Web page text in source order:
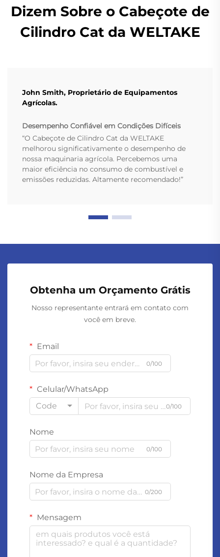
Dizem Sobre o Cabeçote de
Cilindro Cat da WELTAKE
John Smith, Proprietário de Equipamentos
Agrícolas.
Desempenho Confiável em Condições Difíceis
“O Cabeçote de Cilindro Cat da WELTAKE
melhorou significativamente o desempenho de
nossa maquinaria agrícola. Percebemos uma
maior eficiência no consumo de combustível e
emissões reduzidas. Altamente recomendado!”
Obtenha um Orçamento Grátis
Nosso representante entrará em contato com
você em breve.
Email
0/100
Celular/WhatsApp
Code
0/100
Nome
0/100
Nome da Empresa
0/200
Mensagem